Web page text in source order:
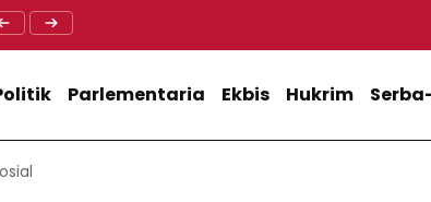
Diwa : Nyawa dan Keselamatan Warga Lebih
Lintas Agama Perkuat Semangat Persatuan Jelang
Parlementaria Ekbis Hukrim